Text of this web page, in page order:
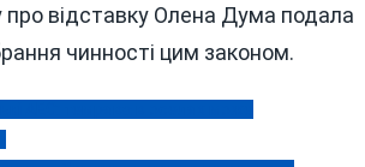
про відставку Олена Дума подала
чинності цим законом.